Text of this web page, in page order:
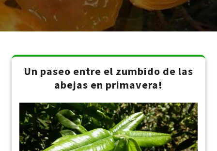
Un paseo entre el zumbido de las
abejas en primavera!